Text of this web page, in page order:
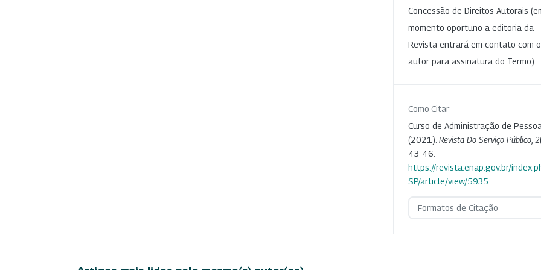
Concessão de Direitos Autorais
momento oportuno a editoria da
Revista entrará em contato com o
autor para assinatura do Termo).
Como Citar
Curso de Administração de
(2021). Revista Do Serviço Público 2
43-46.
https://revista.enap.gov.br/
SP/article/view/5935
Formatos de Citação